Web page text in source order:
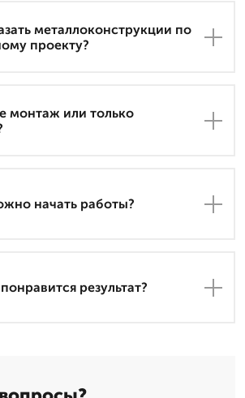
металлоконструкции по
проекту?
монтаж или только
начать работы?
результат?